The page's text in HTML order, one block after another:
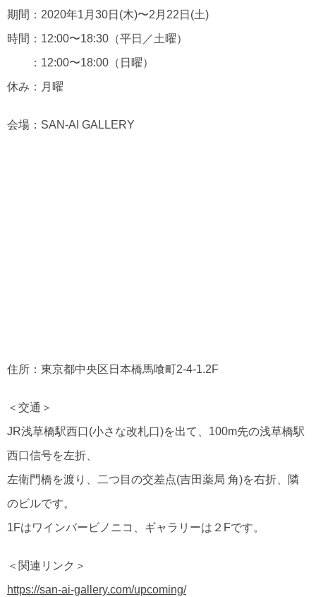
期間：2020年1月30日(木)〜2月22日(土)
時間：12:00〜18:30（平日／土曜）
：12:00〜18:00（日曜）
休み：月曜
会場：SAN-AI GALLERY
住所：東京都中央区日本橋馬喰町2-4-1.2F
＜交通＞
JR浅草橋駅西口(小さな改札口)を出て、100m先の浅草橋駅
西口信号を左折、
左衛門橋を渡り、二つ目の交差点(吉田薬局 角)を右折、隣
のビルです。
1Fはワインバービノニコ、ギャラリーは２Fです。
＜関連リンク＞
https://san-ai-gallery.com/upcoming/